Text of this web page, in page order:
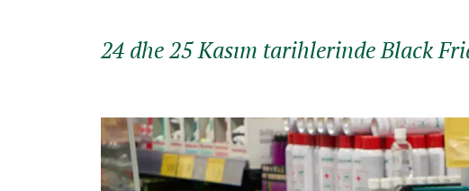
24 dhe 25 Kasım tarihlerinde Black